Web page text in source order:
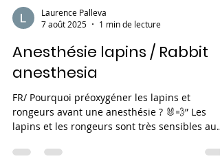
7 août 2025
1 min de lecture
Anesthésie lapins / Rabbit
anesthesia
FR/ Pourquoi préoxygéner les lapins et
lapins et les rongeurs sont très sensibles au